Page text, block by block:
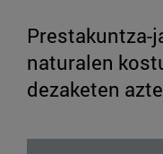
Prestakuntza-
naturalen
dezaketen